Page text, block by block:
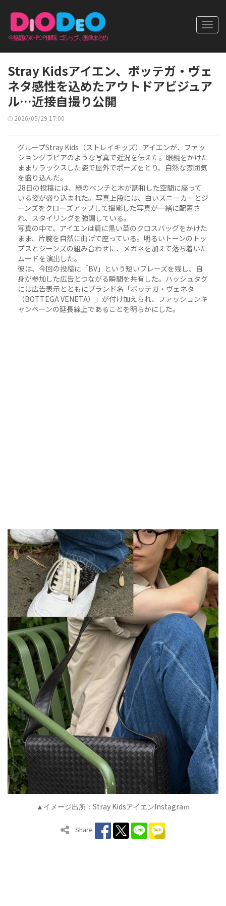
Stray Kidsアイエン、ボッテガ・ヴェ
ネタ感性を込めたアウトドアビジュア
ル…近接自撮り公開
2026/05/29 17:00
グループStray Kids（ストレイキッズ）アイエンが、ファッ
ショングラビアのような写真で近況を伝えた。眼鏡をかけた
ままリラックスした姿で屋外でポーズをとり、自然な雰囲気
を盛り込んだ。
28日の投稿には、緑のベンチと木が調和した空間に座って
いる姿が盛り込まれた。写真上段には、白いスニーカーとジ
ーンズをクローズアップして撮影した写真が一緒に配置さ
れ、スタイリングを強調している。
写真の中で、アイエンは肩に黒い革のクロスバッグをかけた
まま、片腕を自然に曲げて座っている。明るいトーンのトッ
プスとジーンズの組み合わせに、メガネを加えて落ち着いた
ムードを演出した。
彼は、今回の投稿に「BV」という短いフレーズを残し、自
身が参加した広告とつながる瞬間を共有した。ハッシュタグ
には広告表示とともにブランド名「ボッテガ・ヴェネタ
（BOTTEGA VENETA）」が付け加えられ、ファッションキ
ャンペーンの延長線上であることを明らかにした。
▲イメージ出所： Stray KidsアイエンInstagra ｍ
Share